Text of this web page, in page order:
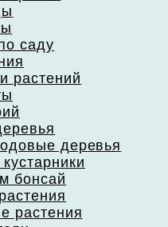
саду
растений
деревья
бонсай
растения